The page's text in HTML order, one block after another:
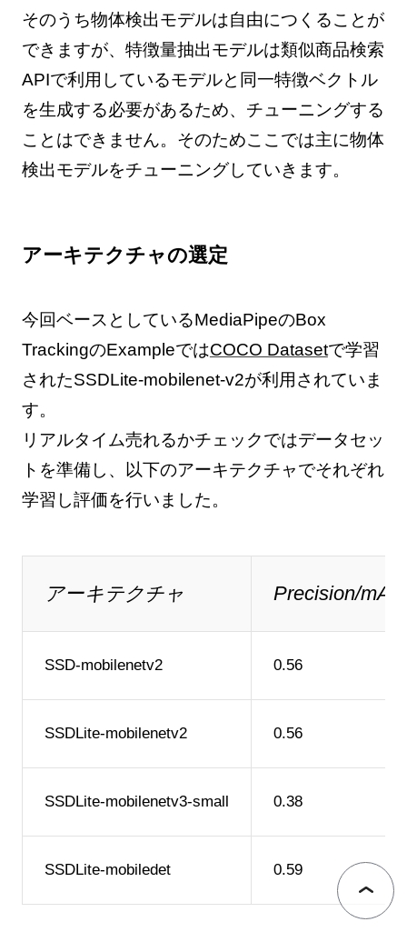
そのうち物体検出モデルは自由につくることが
できますが、特徴量抽出モデルは類似商品検索
APIで利用しているモデルと同一特徴ベクトル
を生成する必要があるため、チューニングする
ことはできません。そのためここでは主に物体
検出モデルをチューニングしていきます。
アーキテクチャの選定
今回ベースとしているMediaPipeのBox
TrackingのExampleではCOCO Datasetで学習
されたSSDLite-mobilenet-v2が利用されていま
す。
リアルタイム売れるかチェックではデータセッ
トを準備し、以下のアーキテクチャでそれぞれ
学習し評価を行いました。
アーキテクチャ Precision/mAP
SSD-mobilenetv2 0.56
SSDLite-mobilenetv2 0.56
SSDLite-mobilenetv3-small 0.38
SSDLite-mobiledet 0.59